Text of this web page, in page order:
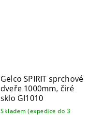
Gelco SPIRIT sprchové
dveře 1000mm, čiré
sklo GI1010
Skladem (expedice do 3